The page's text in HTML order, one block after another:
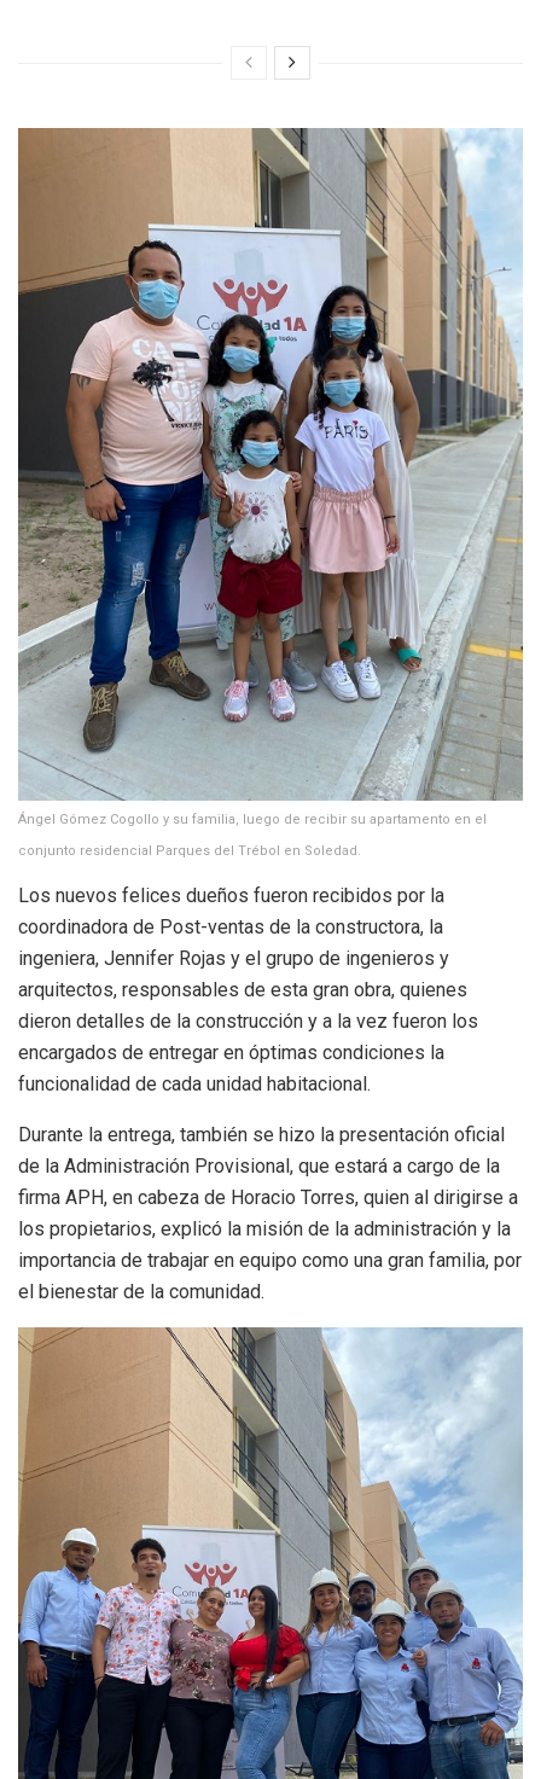
Ángel Gómez Cogollo y su familia, luego de recibir su apartamento en el
conjunto residencial Parques del Trébol en Soledad.
Los nuevos felices dueños fueron recibidos por la
coordinadora de Post-ventas de la constructora, la
ingeniera, Jennifer Rojas y el grupo de ingenieros y
arquitectos, responsables de esta gran obra, quienes
dieron detalles de la construcción y a la vez fueron los
encargados de entregar en óptimas condiciones la
funcionalidad de cada unidad habitacional.
Durante la entrega, también se hizo la presentación oficial
de la Administración Provisional, que estará a cargo de la
firma APH, en cabeza de Horacio Torres, quien al dirigirse a
los propietarios, explicó la misión de la administración y la
importancia de trabajar en equipo como una gran familia, por
el bienestar de la comunidad.